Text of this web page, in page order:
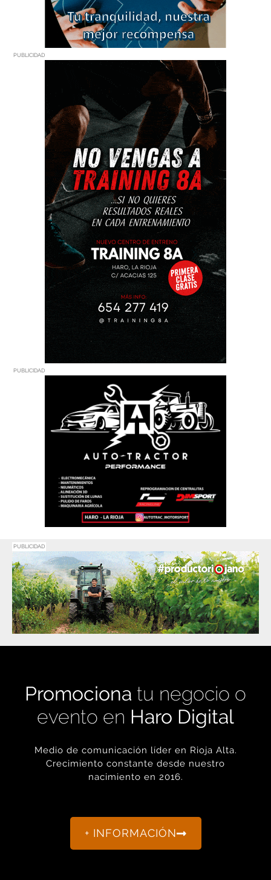
PUBLICIDAD
PUBLICIDAD
PUBLICIDAD
Promociona tu negocio o
evento en Haro Digital
Medio de comunicación líder en Rioja Alta.
Crecimiento constante desde nuestro
nacimiento en 2016.
+ INFORMACIÓN